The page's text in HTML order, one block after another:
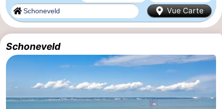
Chaumières
-
Bad
-
Resort
De
-
Vue Carte
Schoneveld